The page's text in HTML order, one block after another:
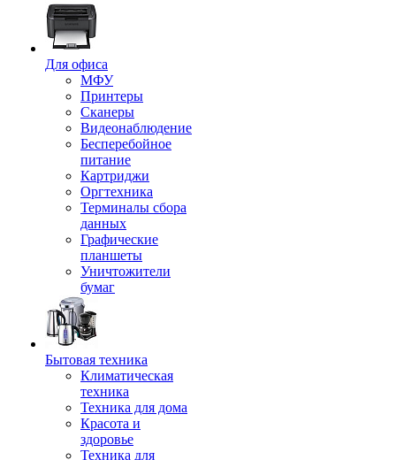
Для офиса
МФУ
Принтеры
Сканеры
Видеонаблюдение
Бесперебойное
питание
Картриджи
Оргтехника
Терминалы сбора
данных
Графические
планшеты
Уничтожители
бумаг
Бытовая техника
Климатическая
техника
Техника для дома
Красота и
здоровье
Техника для